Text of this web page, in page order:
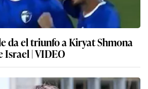
da el triunfo a Kiryat Shmona
Israel | VIDEO